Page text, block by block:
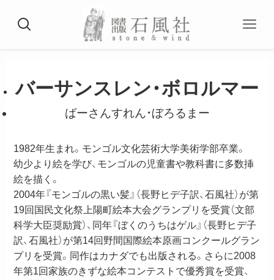
バーサンスレン・ボロルマー
ばーさんすれん・ぼろるまー
1982年生まれ。モンゴル文化芸術大学美術学部卒業。
幼少より絵を学び、モンゴルの児童書や教科書に多数挿
絵を描く。
2004年『モンゴルの黒い髪』（長野ヒデ子訳、石風社）が第
19回国民文化祭上陽町絵本大会グランプリを受賞（文部
科学大臣奨励賞）、同年『ぼくのうちはゲル』（長野ヒデ子
訳、石風社）が第14回野間国際絵本原画コンクールグラン
プリを受賞。同作はカナダでも出版される。さらに2008
年第1回家族のきずな絵本コンテストで優秀賞を受賞、